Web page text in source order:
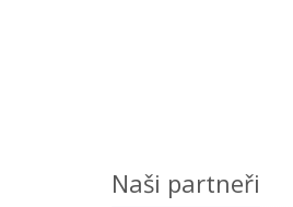
Naši partneři